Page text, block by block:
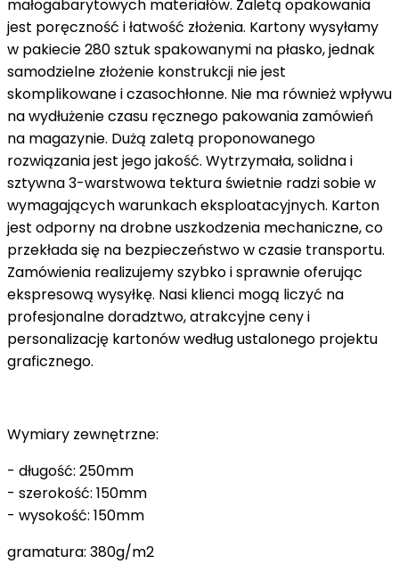
małogabarytowych materiałów. Zaletą opakowania
jest poręczność i łatwość złożenia. Kartony wysyłamy
w pakiecie 280 sztuk spakowanymi na płasko, jednak
samodzielne złożenie konstrukcji nie jest
skomplikowane i czasochłonne. Nie ma również wpływu
na wydłużenie czasu ręcznego pakowania zamówień
na magazynie. Dużą zaletą proponowanego
rozwiązania jest jego jakość. Wytrzymała, solidna i
sztywna 3-warstwowa tektura świetnie radzi sobie w
wymagających warunkach eksploatacyjnych. Karton
jest odporny na drobne uszkodzenia mechaniczne, co
przekłada się na bezpieczeństwo w czasie transportu.
Zamówienia realizujemy szybko i sprawnie oferując
ekspresową wysyłkę. Nasi klienci mogą liczyć na
profesjonalne doradztwo, atrakcyjne ceny i
personalizację kartonów według ustalonego projektu
graficznego.
Wymiary zewnętrzne:
- długość: 250mm
- szerokość: 150mm
- wysokość: 150mm
gramatura: 380g/m2